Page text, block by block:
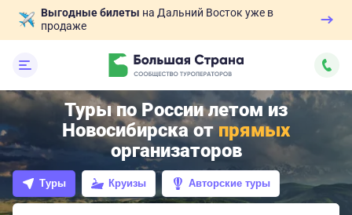
Выгодные билеты на Дальний Восток уже в
продаже
Туры по России летом из
Новосибирска отпрямых
организаторов
Туры Круизы Авторские туры